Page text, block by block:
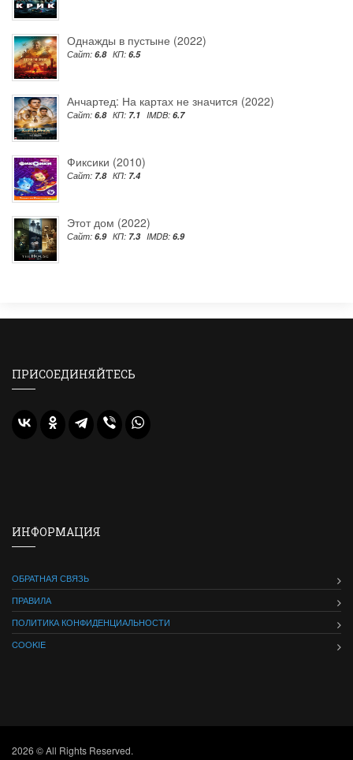
Однажды в пустыне (2022)
Сайт: 6.8 КП: 6.5
Анчартед: На картах не значится (2022)
Сайт: 6.8 КП: 7.1 IMDB: 6.7
Фиксики (2010)
Сайт: 7.8 КП: 7.4
Этот дом (2022)
Сайт: 6.9 КП: 7.3 IMDB: 6.9
ПРИСОЕДИНЯЙТЕСЬ
ИНФОРМАЦИЯ
ОБРАТНАЯ СВЯЗЬ
ПРАВИЛА
ПОЛИТИКА КОНФИДЕНЦИАЛЬНОСТИ
COOKIE
2026 © All Rights Reserved.